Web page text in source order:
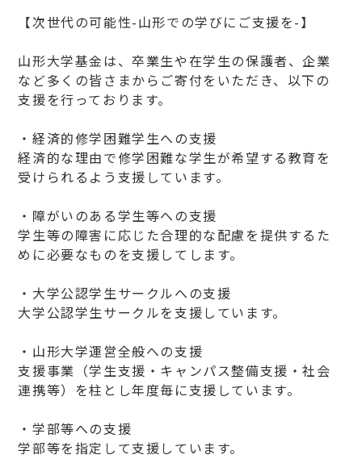
【次世代の可能性-山形での学びにご支援を-】
山形大学基金は、卒業生や在学生の保護者、企業
など多くの皆さまからご寄付をいただき、以下の
支援を行っております。
・経済的修学困難学生への支援
経済的な理由で修学困難な学生が希望する教育を
受けられるよう支援しています。
・障がいのある学生等への支援
学生等の障害に応じた合理的な配慮を提供するた
めに必要なものを支援してします。
・大学公認学生サークルへの支援
大学公認学生サークルを支援しています。
・山形大学運営全般への支援
支援事業（学生支援・キャンパス整備支援・社会
連携等）を柱とし年度毎に支援しています。
・学部等への支援
学部等を指定して支援しています。